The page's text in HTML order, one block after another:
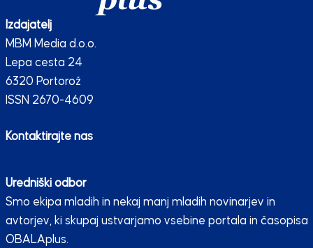
Izdajatelj
MBM Media d.o.o.
Lepa cesta 24
6320 Portorož
ISSN 2670-4609
Kontaktirajte nas
Uredniški odbor
Smo ekipa mladih in nekaj manj mladih novinarjev in
avtorjev, ki skupaj ustvarjamo vsebine portala in časopisa
OBALAplus.